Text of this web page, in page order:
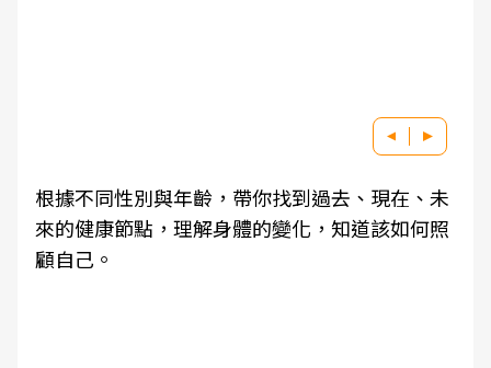
根據不同性別與年齡，帶你找到過去、現在、未
來的健康節點，理解身體的變化，知道該如何照
顧自己。